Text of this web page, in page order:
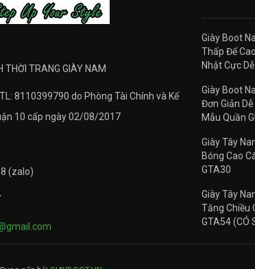
THỜI TRANG GIÀY NAM
8110399790 do Phòng Tài Chính và Kế
10 cấp ngày 02/08/2017
(zalo)
Giày Boot
Thấp Đế
Nhật Cực
Giày Boot
Đơn Giản
Mẫu Quần
Giày Tây
Bóng Cao
GTA30
Giày Tây
Tăng Chiều
GTA54 (CÓ